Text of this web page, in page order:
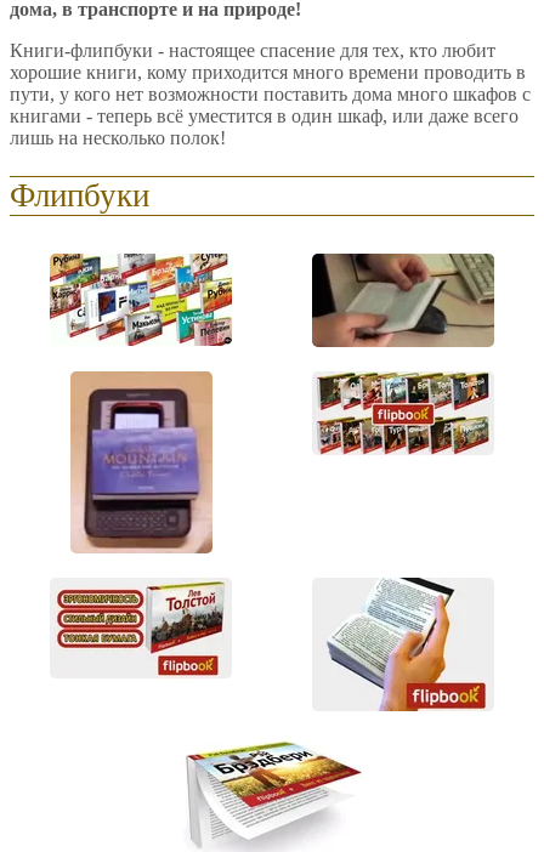
дома, в транспорте и на природе!
Книги-флипбуки - настоящее спасение для тех, кто любит
хорошие книги, кому приходится много времени проводить в
пути, у кого нет возможности поставить дома много шкафов с
книгами - теперь всё уместится в один шкаф, или даже всего
лишь на несколько полок!
Флипбуки